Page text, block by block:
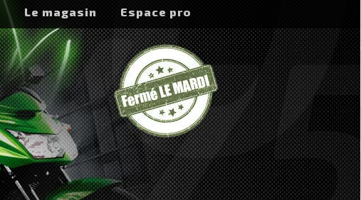
Le magasin Espace pro